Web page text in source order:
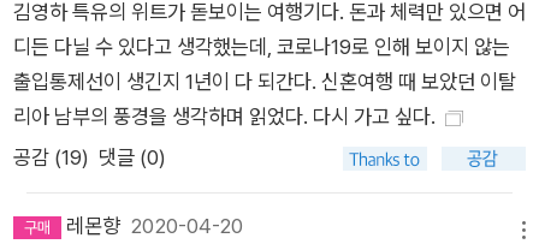
의 대지진에서 살아남은 이들의 후손이기 때문은 아니었을까?
사하라의 열풍이 불어오는 뜨거운 광장에서 달콤한 피스타치오
아이스크림을 먹는 즐거움을 왜 훗날로 미뤄야 한단 말인가? 죽
음이 내일 방문을 노크할지도 모르는 일이 아닌가. _본문 247쪽
장엄한 유적을 따라 걷는 인문학적 사유의 여정 책의 서두는 즉흥
적인 작가와 걱정 많은 아내가 낯선 곳에서 길을 잃으며 예기치
않은 방향을 향해가는 모험담으로 시작하지만 뒤로 갈수록 김영
김영하 특유의 위트가 돋보이는 여행기다. 돈과 체력만 있으면 어
디든 다닐 수 있다고 생각했는데, 코로나19로 인해 보이지 않는
출입통제선이 생긴지 1년이 다 되간다. 신혼여행 때 보았던 이탈
리아 남부의 풍경을 생각하며 읽었다. 다시 가고 싶다.
공감 (19) 댓글 (0)
레몬향 2020-04-20